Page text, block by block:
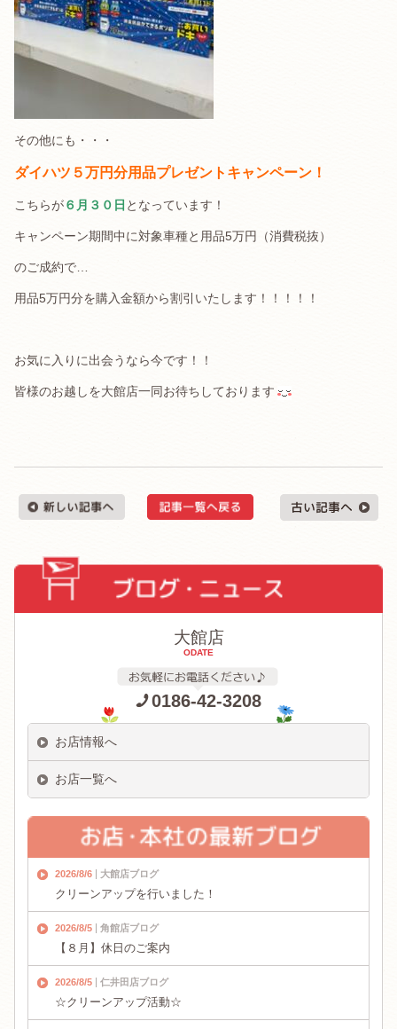
その他にも・・・
ダイハツ５万円分用品プレゼントキャンペーン！
こちらが６月３０日 となっています！
キャンペーン期間中に対象車種と用品5万円（消費税抜）
のご成約で…
用品5万円分を購入金額から割引いたします！！！！！
お気に入りに出会うなら今です！！
皆様のお越しを大館店一同お待ちしております
大館店
ODATE
0186-42-3208
お店情報へ
お店一覧へ
2026/8/6 大館店ブログ
クリーンアップを行いました！
2026/8/5 角館店ブログ
【８月】休日のご案内
2026/8/5 仁井田店ブログ
☆クリーンアップ活動☆